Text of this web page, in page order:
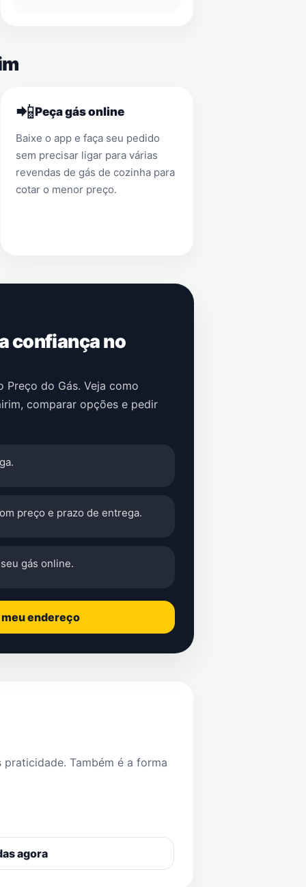
📲Peça gás online
Baixe o app e faça seu pedido
sem precisar ligar para várias
revendas de gás de cozinha para
cotar o menor preço.
confiança no
do Gás. Veja como
, comparar opções e pedir
preço e prazo de entrega.
gás online.
endereço
Também é a forma
agora